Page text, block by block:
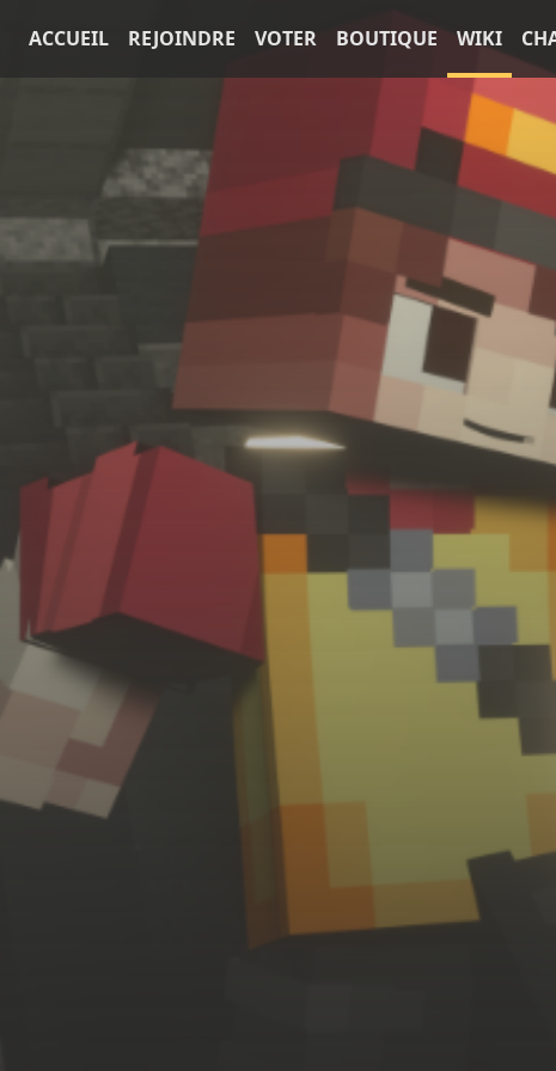
ACCUEIL REJOINDRE VOTER BOUTIQUE WIKI